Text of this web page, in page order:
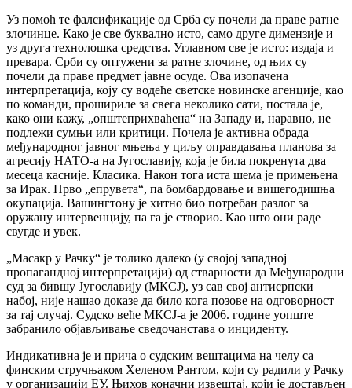
Уз помоћ те фалсификације од Срба су почели да праве ратне
злочинце. Како је све буквално исто, само друге димензије и
уз друга технолошка средства. Углавном све је исто: издаја и
превара. Срби су оптужени за ратне злочине, од њих су
почели да праве предмет јавне осуде. Ова изопачена
интерпретација, коју су водеће светске новинске агенције, као
по команди, прошириле за свега неколико сати, постала је,
како они кажу, „општеприхваћена“ на Западу и, наравно, не
подлежи сумњи или критици. Почела је активна обрада
међународног јавног мњења у циљу оправдавања планова за
агресију НАТО-а на Југославију, која је била покренута два
месеца касније. Класика. Након тога иста шема је примењена
за Ирак. Прво „епрувета“, па бомбардовање и вишегодишња
окупација. Вашингтону је хитно био потребан разлог за
оружану интервенцију, па га је створио. Као што они раде
свугде и увек.
„Масакр у Рачку“ је толико далеко (у својој западној
пропагандној интерпретацији) од стварности да Међународни
суд за бившу Југославију (МКСЈ), уз сав свој антисрпски
набој, није нашао доказе да било кога позове на одговорност
за тај случај. Судско веће МКСЈ-а је 2006. године уопште
забранило објављивање сведочанстава о инциденту.
Индикативна је и прича о судским вештацима на челу са
финским стручњаком Хеленом Рантом, који су радили у Рачку
у организацији ЕУ. Њихов коначни извештај, који је достављен